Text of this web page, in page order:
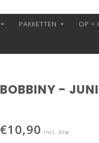
PAKKETTEN OP =
BOBBINY -
€10,90 Incl. btw